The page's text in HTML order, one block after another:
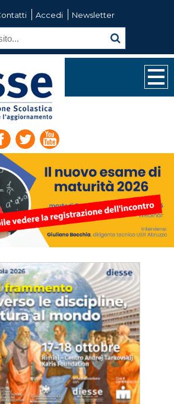
Accedi Newsletter